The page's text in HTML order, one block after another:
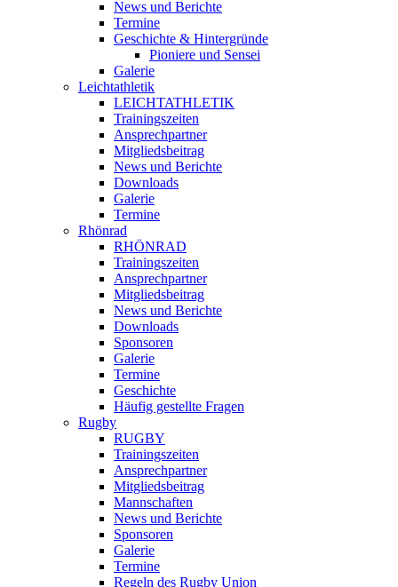
News und Berichte
Termine
Geschichte & Hintergründe
Pioniere und Sensei
Galerie
Leichtathletik
LEICHTATHLETIK
Trainingszeiten
Ansprechpartner
Mitgliedsbeitrag
News und Berichte
Downloads
Galerie
Termine
Rhönrad
RHÖNRAD
Trainingszeiten
Ansprechpartner
Mitgliedsbeitrag
News und Berichte
Downloads
Sponsoren
Galerie
Termine
Geschichte
Häufig gestellte Fragen
Rugby
RUGBY
Trainingszeiten
Ansprechpartner
Mitgliedsbeitrag
Mannschaften
News und Berichte
Sponsoren
Galerie
Termine
Regeln des Rugby Union